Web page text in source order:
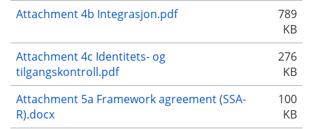
Attachment 4b Integrasjon.pdf
789
KB
Attachment 4c Identitets- og
tilgangskontroll.pdf
276
KB
Attachment 5a Framework agreement (SSA-
R).docx
100
KB